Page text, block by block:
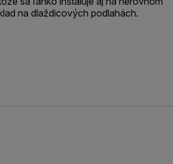
na dlaždicových podlahách.